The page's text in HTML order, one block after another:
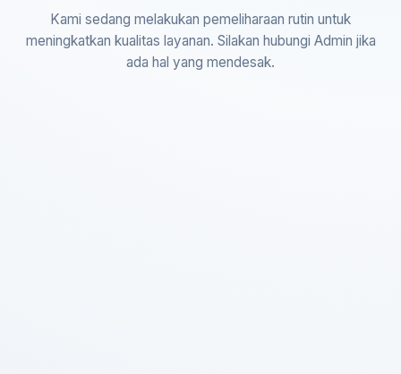
Kami sedang melakukan pemeliharaan rutin untuk
meningkatkan kualitas layanan. Silakan hubungi Admin jika
ada hal yang mendesak.